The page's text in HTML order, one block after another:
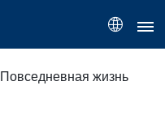
Повседневная жизнь